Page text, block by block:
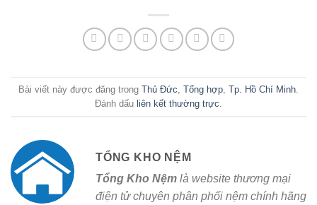
Bài viết này được đăng trong Thủ Đức Tổng hợp Tp. Hồ Chí Minh
Đánh dấu liên kết thường trực
TỔNG KHO NỆM
Tổng Kho Nệm là website thương mại
điện tử chuyên phân phối nệm chính hãng